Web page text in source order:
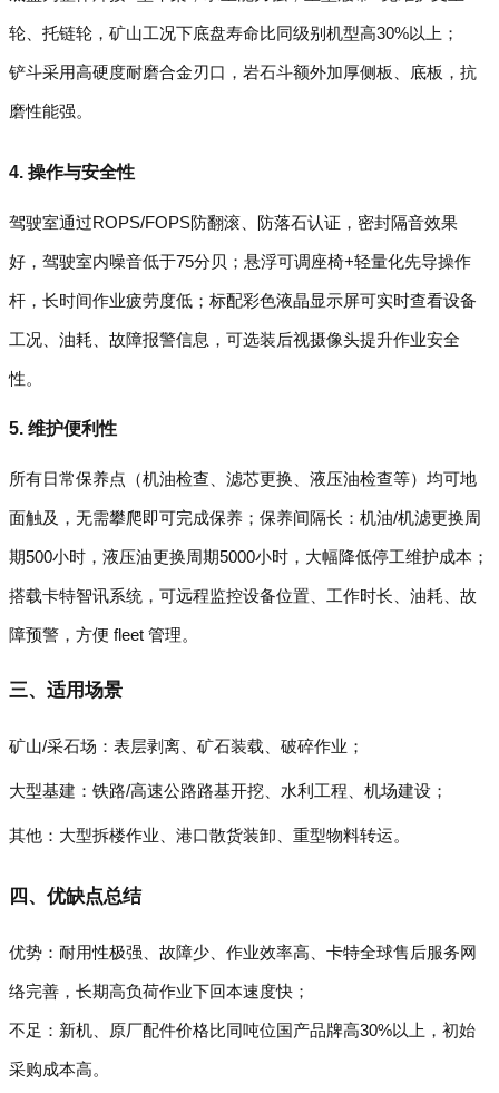
轮、托链轮，矿山工况下底盘寿命比同级别机型高30%以上；
铲斗采用高硬度耐磨合金刃口，岩石斗额外加厚侧板、底板，抗
磨性能强。
4. 操作与安全性
驾驶室通过ROPS/FOPS防翻滚、防落石认证，密封隔音效果
好，驾驶室内噪音低于75分贝；悬浮可调座椅+轻量化先导操作
杆，长时间作业疲劳度低；标配彩色液晶显示屏可实时查看设备
工况、油耗、故障报警信息，可选装后视摄像头提升作业安全
性。
5. 维护便利性
所有日常保养点（机油检查、滤芯更换、液压油检查等）均可地
面触及，无需攀爬即可完成保养；保养间隔长：机油/机滤更换周
期500小时，液压油更换周期5000小时，大幅降低停工维护成本；
搭载卡特智讯系统，可远程监控设备位置、工作时长、油耗、故
障预警，方便 fleet 管理。
三、适用场景
矿山/采石场：表层剥离、矿石装载、破碎作业；
大型基建：铁路/高速公路路基开挖、水利工程、机场建设；
其他：大型拆楼作业、港口散货装卸、重型物料转运。
四、优缺点总结
优势：耐用性极强、故障少、作业效率高、卡特全球售后服务网
络完善，长期高负荷作业下回本速度快；
不足：新机、原厂配件价格比同吨位国产品牌高30%以上，初始
采购成本高。